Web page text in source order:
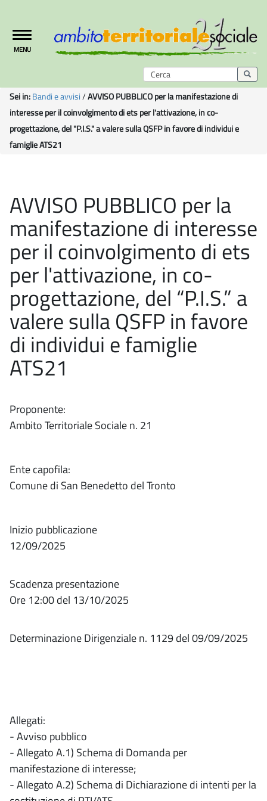
Toggle
navigation
MENU
Sei in:Bandi e avvisi/AVVISO PUBBLICO per la manifestazione di
interesse per il coinvolgimento di ets per l'attivazione, in co-
progettazione, del "P.I.S." a valere sulla QSFP in favore di individui e
famiglie ATS21
AVVISO PUBBLICO per la
manifestazione di interesse
per il coinvolgimento di ets
per l'attivazione, in co-
progettazione, del “P.I.S.” a
valere sulla QSFP in favore
di individui e famiglie
ATS21
Proponente:
Ambito Territoriale Sociale n. 21
Ente capofila:
Comune di San Benedetto del Tronto
Inizio pubblicazione
12/09/2025
Scadenza presentazione
Ore 12:00 del 13/10/2025
Determinazione Dirigenziale n. 1129 del 09/09/2025
Allegati:
- Avviso pubblico
- Allegato A.1) Schema di Domanda per
manifestazione di interesse;
- Allegato A.2) Schema di Dichiarazione di intenti per la